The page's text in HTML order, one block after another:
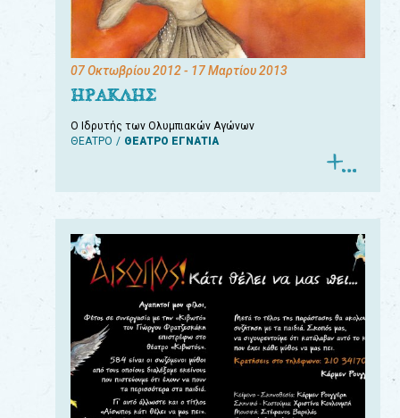
07 Οκτωβρίου 2012- 17 Μαρτίου 2013
ΗΡΑΚΛΗΣ
Ο Ιδρυτής των Ολυμπιακών Αγώνων
ΘΕΑΤΡΟ
ΘΕΑΤΡΟ ΕΓΝΑΤΙΑ